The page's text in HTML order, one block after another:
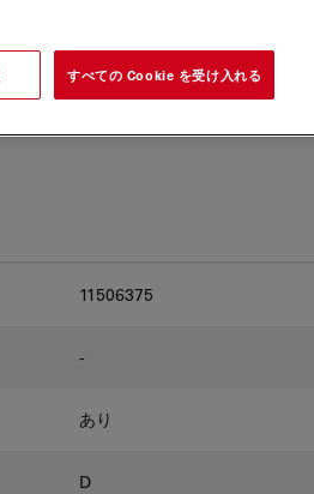
11506375
-
あり
D
すべての Cookie を受け入れる